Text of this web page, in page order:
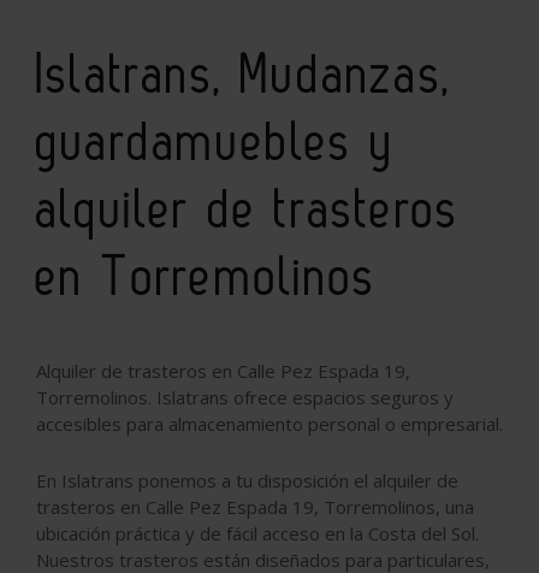
Islatrans, Mudanzas,
guardamuebles y
alquiler de trasteros
en Torremolinos
Alquiler de trasteros en Calle Pez Espada 19,
Torremolinos. Islatrans ofrece espacios seguros y
accesibles para almacenamiento personal o empresarial.
En Islatrans ponemos a tu disposición el alquiler de
trasteros en Calle Pez Espada 19, Torremolinos, una
ubicación práctica y de fácil acceso en la Costa del Sol.
Nuestros trasteros están diseñados para particulares,